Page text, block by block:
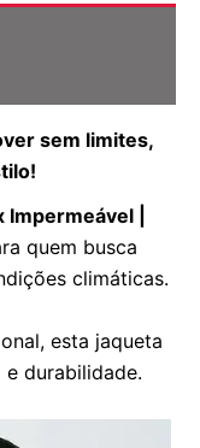
sem limites,
|
quem busca
climáticas.
esta jaqueta
durabilidade.